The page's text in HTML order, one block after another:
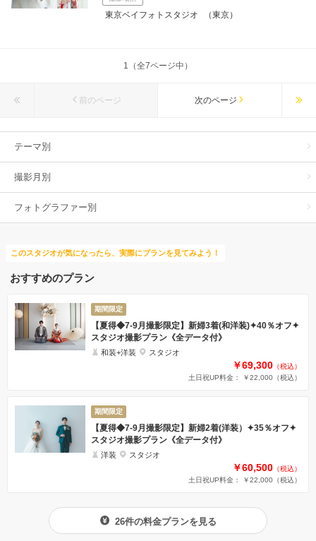
東京ベイフォトスタジオ （東京）
1（全7ページ中）
前のページ 次のページ
テーマ別
撮影月別
フォトグラファー別
このスタジオが気になったら、実際にプランを見てみよう！
おすすめのプラン
期間限定
【夏得◆7-9月撮影限定】新婦3着(和洋装)✦40％オフ✦
スタジオ撮影プラン《全データ付》
和装+洋装 スタジオ
￥69,300 （税込）
土日祝UP料金： ￥22,000 （税込）
期間限定
【夏得◆7-9月撮影限定】新婦2着(洋装）✦35％オフ✦
スタジオ撮影プラン《全データ付》
洋装 スタジオ
￥60,500 （税込）
土日祝UP料金： ￥22,000 （税込）
26件の料金プランを見る